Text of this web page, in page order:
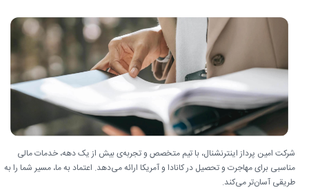
شرکت امین پرداز اینترنشنال، با تیم متخصص و تجربه‌ی بیش از یک دهه، خدمات مالی
مناسبی برای مهاجرت و تحصیل در کانادا و آمریکا ارائه می‌دهد. اعتماد به ما، مسیر شما را به
طریقی آسان‌تر می‌کند.